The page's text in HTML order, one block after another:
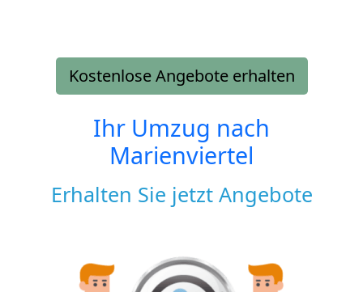
Kostenlose Angebote erhalten
Ihr Umzug nach
Marienviertel
Erhalten Sie jetzt Angebote